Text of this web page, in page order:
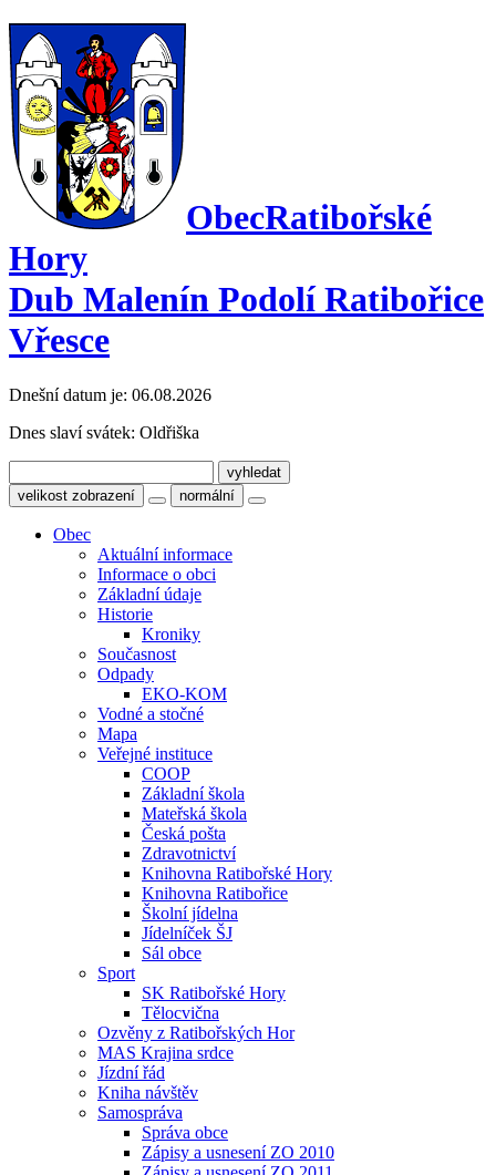
ObecRatibořské
Hory
Dub Malenín Podolí Ratibořice
Vřesce
Dnešní datum je: 06.08.2026
Dnes slaví svátek: Oldřiška
velikost zobrazení normální
Obec
Aktuální informace
Informace o obci
Základní údaje
Historie
Kroniky
Současnost
Odpady
EKO-KOM
Vodné a stočné
Mapa
Veřejné instituce
COOP
Základní škola
Mateřská škola
Česká pošta
Zdravotnictví
Knihovna Ratibořské Hory
Knihovna Ratibořice
Školní jídelna
Jídelníček ŠJ
Sál obce
Sport
SK Ratibořské Hory
Tělocvična
Ozvěny z Ratibořských Hor
MAS Krajina srdce
Jízdní řád
Kniha návštěv
Samospráva
Správa obce
Zápisy a usnesení ZO 2010